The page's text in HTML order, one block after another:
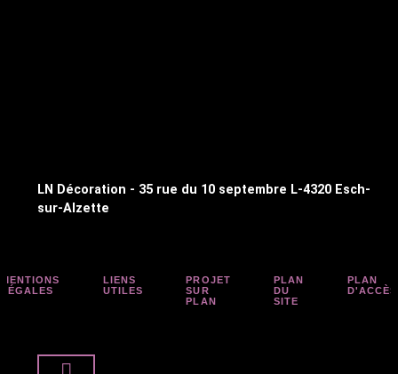
LN Décoration - 35 rue du 10 septembre L-4320 Esch-
sur-Alzette
MENTIONS
LÉGALES
LIENS
UTILES
PROJET
SUR
PLAN
PLAN
DU
SITE
PLAN
D'ACCÈS